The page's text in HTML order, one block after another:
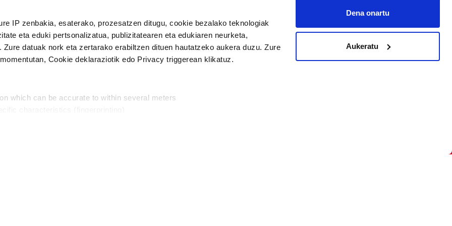
IP zenbakia, esaterako, prozesatzen ditugu, cookie bezalako teknologiak
eta eduki pertsonalizatua, publizitatearen eta edukiaren neurketa,
datuak nork eta zertarako erabiltzen dituen hautatzeko aukera duzu. Zure
Cookie deklaraziotik edo Privacy triggerean klikatuz.
which can be accurate to within several meters
Dena onartu
Aukeratu
Harpidetu
modu librean kontatzea da gure eginkizuna. Horretarako zure ekarpena